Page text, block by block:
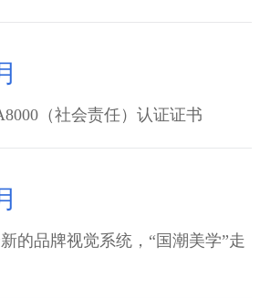
（社会责任）认证证书
的品牌视觉系统，“国潮美学”走